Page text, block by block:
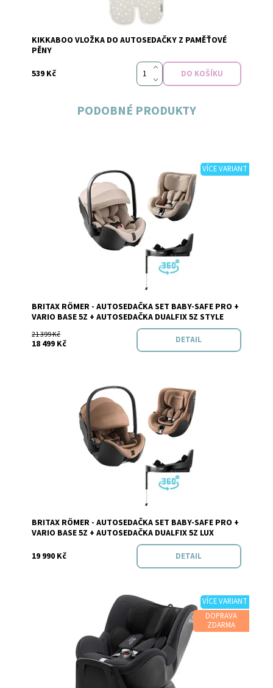
KIKKABOO VLOŽKA DO AUTOSEDAČKY Z PAMĚŤOVÉ
PĚNY
539 Kč
PODOBNÉ PRODUKTY
VÍCE VARIANT
Do 3 dnů v e-shopu
Značka: BRITAX RÖMER
BRITAX RÖMER - AUTOSEDAČKA SET BABY-SAFE PRO +
VARIO BASE 5Z + AUTOSEDAČKA DUALFIX 5Z STYLE
21 399 Kč
18 499 Kč DETAIL
Do 3 dnů v e-shopu
BRITAX RÖMER - AUTOSEDAČKA SET BABY-SAFE PRO +
VARIO BASE 5Z + AUTOSEDAČKA DUALFIX 5Z LUX
19 990 Kč
DETAIL
VÍCE VARIANT
DOPRAVA
ZDARMA
Skladem